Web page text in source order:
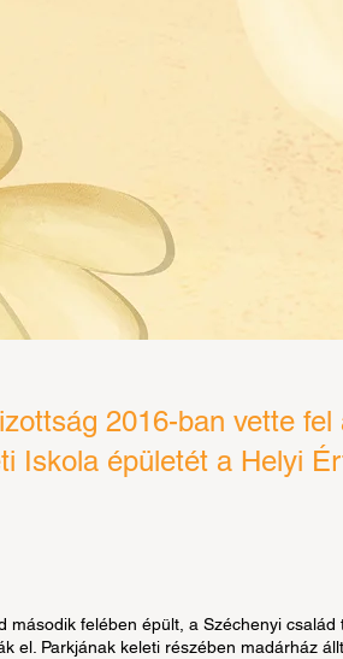
2016-ban vette
Iskola épületét a Helyi
második felében épült, a Széchenyi
el. Parkjának keleti részében madárház